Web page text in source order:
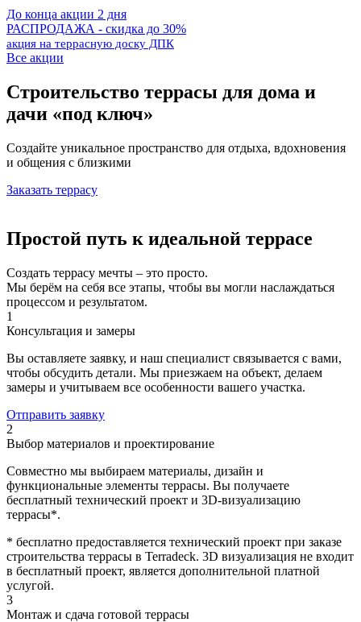
До конца акции 2 дня
РАСПРОДАЖА - скидка до 30%
акция на террасную доску ДПК
Все акции
Строительство террасы для дома и
дачи «под ключ»
Создайте уникальное пространство для отдыха, вдохновения
и общения с близкими
Заказать террасу
Простой путь к идеальной террасе
Создать террасу мечты – это просто.
Мы берём на себя все этапы, чтобы вы могли наслаждаться
процессом и результатом.
1
Консультация и замеры
Вы оставляете заявку, и наш специалист связывается с вами,
чтобы обсудить детали. Мы приезжаем на объект, делаем
замеры и учитываем все особенности вашего участка.
Отправить заявку
2
Выбор материалов и проектирование
Совместно мы выбираем материалы, дизайн и
функциональные элементы террасы. Вы получаете
бесплатный технический проект и 3D-визуализацию
террасы*.
* бесплатно предоставляется технический проект при заказе
строительства террасы в Terradeck. 3D визуализация не входит
в бесплатный проект, является дополнительной платной
услугой.
3
Монтаж и сдача готовой террасы